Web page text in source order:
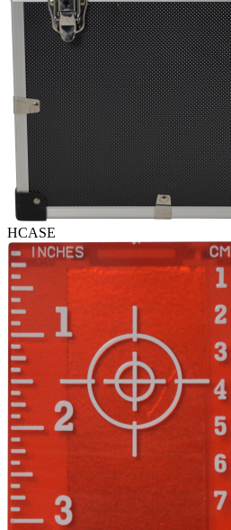
HCASE